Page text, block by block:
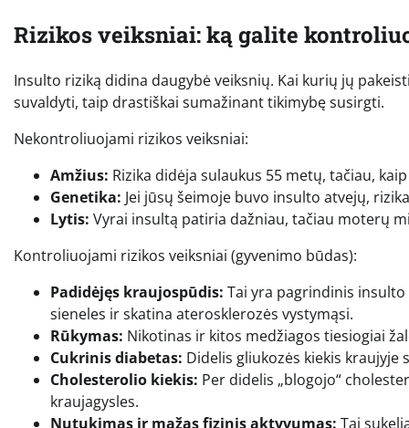
Rizikos veiksniai: ką galite
Insulto riziką didina daugybė veiksnių. Kai kurių jų
suvaldyti, taip drastiškai sumažinant tikimybę susirgti.
Nekontroliuojami rizikos veiksniai:
Amžius: Rizika didėja sulaukus 55 metų, tačiau,
Genetika: Jei jūsų šeimoje buvo insulto atvejų,
Lytis: Vyrai insultą patiria dažniau, tačiau moterų
Kontroliuojami rizikos veiksniai (gyvenimo būdas):
Padidėjęs kraujospūdis: Tai yra pagrindinis
sieneles ir skatina aterosklerozės vystymąsi.
Rūkymas: Nikotinas ir kitos medžiagos tiesiogiai
Cukrinis diabetas: Didelis gliukozės kiekis
Cholesterolio kiekis: Per didelis „blogojo“
kraujagysles.
Nutukimas ir mažas fizinis aktyvumas: Tai